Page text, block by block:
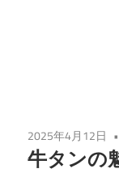
2025年4月12日
牛タンの